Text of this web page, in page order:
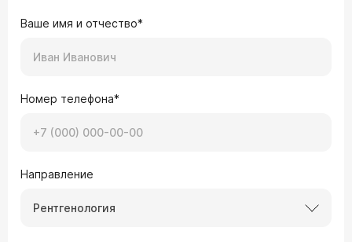
Ваше имя и отчество*
Номер телефона*
Направление
Рентгенология